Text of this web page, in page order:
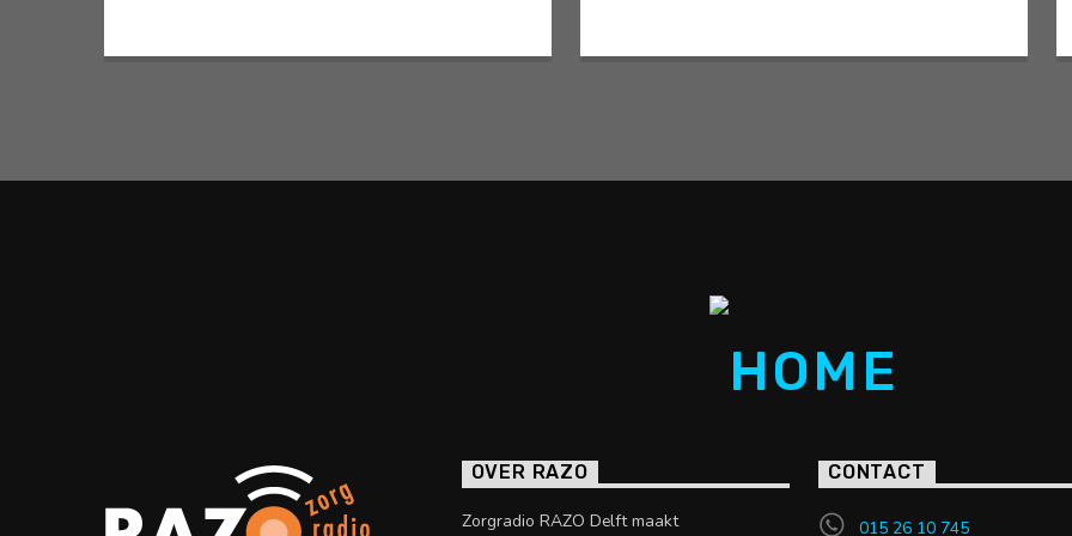
OVER RAZO
Zorgradio RAZO Delft maakt
CONTACT
015 26 10 745